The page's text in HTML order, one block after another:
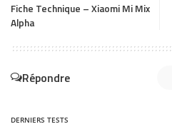
Fiche Technique – Xiaomi Mi Mix
Alpha
Répondre
DERNIERS TESTS